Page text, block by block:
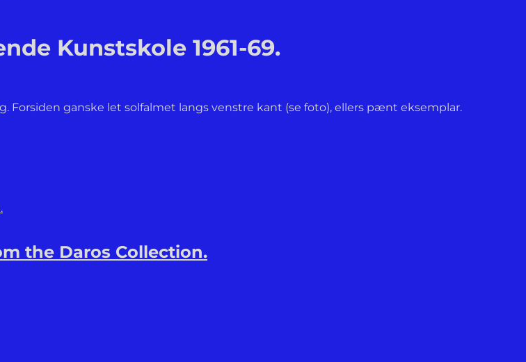
Kunstskole 1961-69.
Forsiden ganske let solfalmet langs venstre kant (se foto), ellers pænt eksemplar.
the Daros Collection.